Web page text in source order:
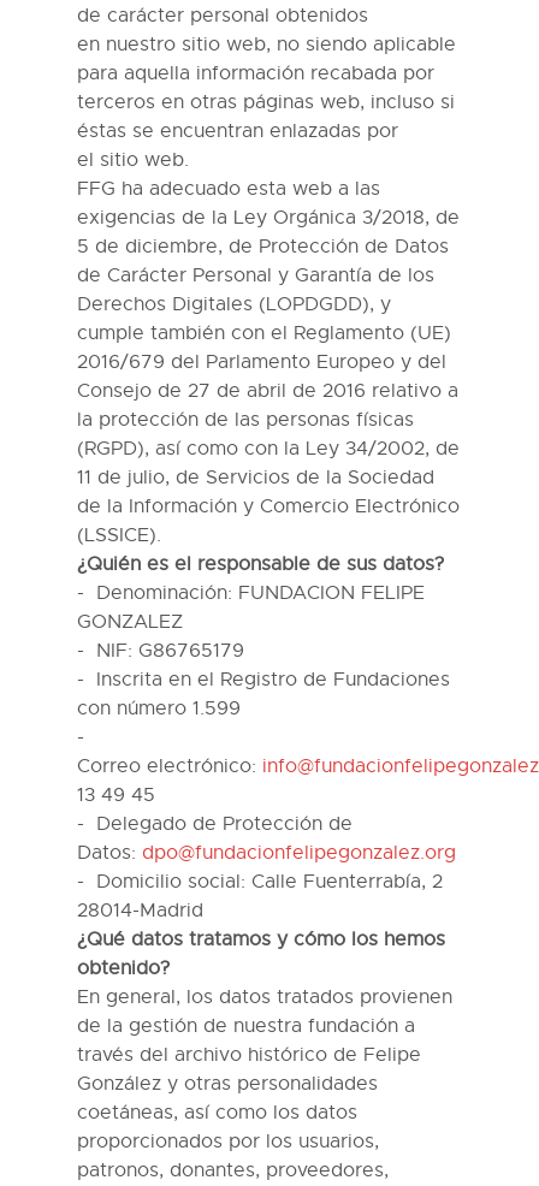
de carácter personal obtenidos
en nuestro sitio web, no siendo aplicable
para aquella información recabada por
terceros en otras páginas web, incluso si
éstas se encuentran enlazadas por
el sitio web.
FFG ha adecuado esta web a las
exigencias de la Ley Orgánica 3/2018, de
5 de diciembre, de Protección de Datos
de Carácter Personal y Garantía de los
Derechos Digitales (LOPDGDD), y
cumple también con el Reglamento (UE)
2016/679 del Parlamento Europeo y del
Consejo de 27 de abril de 2016 relativo a
la protección de las personas físicas
(RGPD), así como con la Ley 34/2002, de
11 de julio, de Servicios de la Sociedad
de la Información y Comercio Electrónico
(LSSICE).
¿Quién es el responsable de sus datos?
Denominación: FUNDACION FELIPE
GONZALEZ
NIF: G86765179
Inscrita en el Registro de Fundaciones
con número 1.599
Correo electrónico:
13 49 45
Delegado de Protección de
Datos: dpo@fundacionfelipegonzalez.org
Domicilio social: Calle Fuenterrabía, 2
28014-Madrid
¿Qué datos tratamos y cómo los hemos
obtenido?
En general, los datos tratados provienen
de la gestión de nuestra fundación a
través del archivo histórico de Felipe
González y otras personalidades
coetáneas, así como los datos
proporcionados por los usuarios,
patronos, donantes, proveedores,